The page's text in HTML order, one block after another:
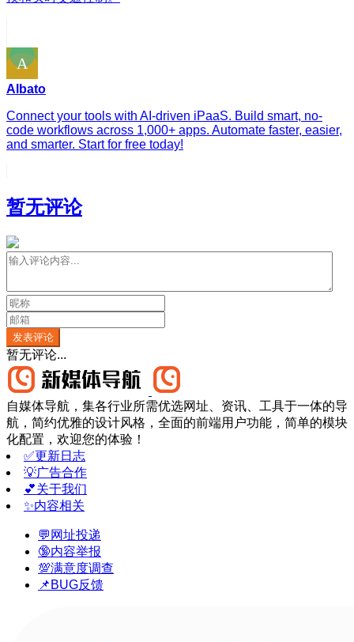
Albato
Connect your tools with AI-driven iPaaS. Build smart, no-
code workflows across 1,000+ apps. Automate faster, easier,
and smarter. Start for free today!
暂无评论
发表评论
暂无评论...
自媒体导航，集各行业所需优选网址、资讯、工具于一体的导
航，简约优雅的设计风格，全面的前端用户功能，简单的模块
化配置，欢迎您的体验！
✅更新日志
💡广告合作
💕关于我们
✨内容相关
💬网址投递
🔞内容举报
💯满意度调查
📌BUG反馈